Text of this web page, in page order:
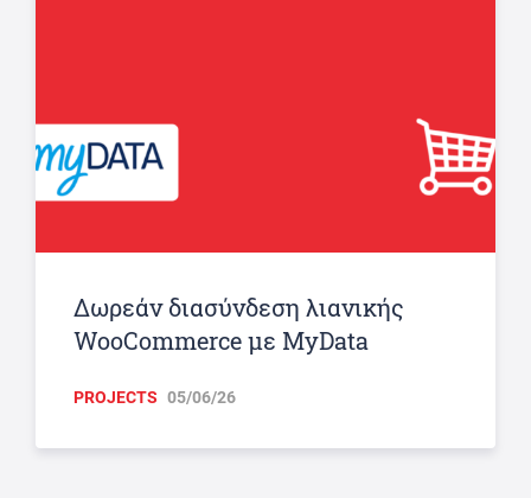
Δωρεάν διασύνδεση λιανικής
WooCommerce με MyData
PROJECTS 05/06/26